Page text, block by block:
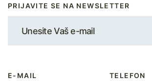
PRIJAVITE SE NA NEWSLETTER
E-MAIL TELEFON